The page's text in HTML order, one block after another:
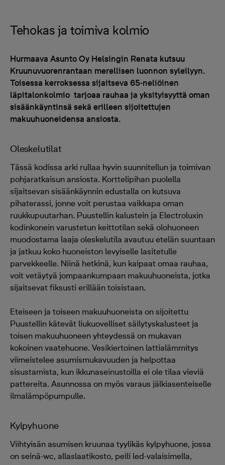
Tehokas ja toimiva kolmio
Hurmaava Asunto Oy Helsingin Renata kutsuu
Kruunuvuorenrantaan merellisen luonnon syleilyyn.
Toisessa kerroksessa sijaitseva 65-neliöinen
läpitalonkolmio tarjoaa rauhaa ja yksityisyyttä oman
sisäänkäyntinsä sekä erilleen sijoitettujen
makuuhuoneidensa ansiosta.
Oleskelutilat
Tässä kodissa arki rullaa hyvin suunnitellun ja toimivan
pohjaratkaisun ansiosta. Korttelipihan puolella
sijaitsevan sisäänkäynnin edustalla on kutsuva
pihaterassi, jonne voit perustaa vaikkapa oman
ruukkupuutarhan. Puustellin kalustein ja Electroluxin
kodinkonein varustetun keittotilan sekä olohuoneen
muodostama laaja oleskelutila avautuu etelän suuntaan
ja jatkuu koko huoneiston levyiselle lasitetulle
parvekkeelle. Niinä hetkinä, kun kaipaat omaa rauhaa,
voit vetäytyä jompaankumpaan makuuhuoneista, jotka
sijaitsevat fiksusti erillään toisistaan.
Eteiseen ja toiseen makuuhuoneista on sijoitettu
Puustellin kätevät liukuovelliset säilytyskalusteet ja
toisen makuuhuoneen yhteydessä on mukavan
kokoinen vaatehuone. Vesikiertoinen lattialämmitys
viimeistelee asumismukavuuden ja helpottaa
sisustamista, kun ikkunaseinustoilla ei ole tilaa vieviä
pattereita. Asunnossa on myös varaus jälkiasenteiselle
ilmalämpöpumpulle.
Kylpyhuone
Viihtyisän asumisen kruunaa tyylikäs kylpyhuone, jossa
on seinä-wc, allaslaatikosto, peili led-valaisimella,